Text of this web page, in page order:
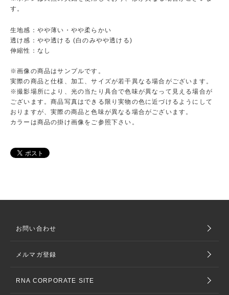
す。
生地感：やや薄い・やや柔らかい
透け感：やや透ける (白のみやや透ける)
伸縮性：なし
※画像の商品はサンプルです。
実際の商品と仕様、加工、サイズが若干異なる場合がございます。
※撮影場所により、光の当たり具合で色味が異なって見える場合が
ございます。商品写真はできる限り実物の色に近づけるようにして
おりますが、実際の商品と色味が異なる場合がございます。
カラーは商品の掛け画像をご参照下さい。
お問い合わせ
メルマガ登録
RNA CORPORATE SITE